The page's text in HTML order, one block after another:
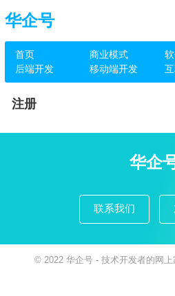
华企号
首页 商业模式
后端开发
移动端开发
注册
华企
联系我们
© 2022 华企号 - 技术开发者的网上